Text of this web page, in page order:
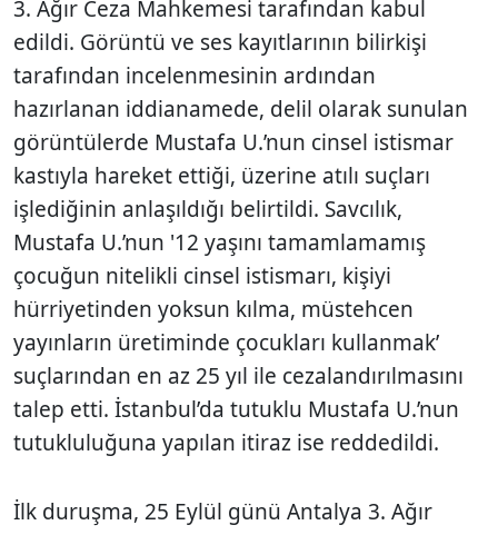
3. Ağır Ceza Mahkemesi tarafından kabul
edildi. Görüntü ve ses kayıtlarının bilirkişi
tarafından incelenmesinin ardından
hazırlanan iddianamede, delil olarak sunulan
görüntülerde Mustafa U.’nun cinsel istismar
kastıyla hareket ettiği, üzerine atılı suçları
işlediğinin anlaşıldığı belirtildi. Savcılık,
Mustafa U.’nun '12 yaşını tamamlamamış
çocuğun nitelikli cinsel istismarı, kişiyi
hürriyetinden yoksun kılma, müstehcen
yayınların üretiminde çocukları kullanmak’
suçlarından en az 25 yıl ile cezalandırılmasını
talep etti. İstanbul’da tutuklu Mustafa U.’nun
tutukluluğuna yapılan itiraz ise reddedildi.
İlk duruşma, 25 Eylül günü Antalya 3. Ağır